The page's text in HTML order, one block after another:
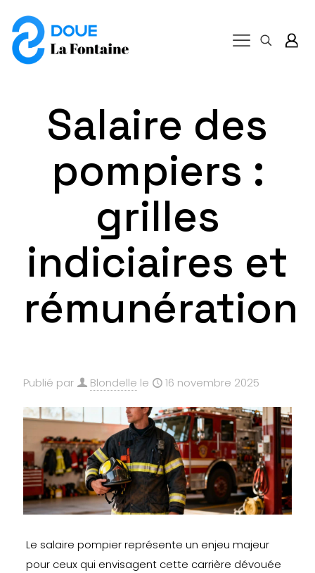
Salaire des
pompiers :
grilles
indiciaires et
rémunération
Publié par Blondelle le 16 novembre 2025
Le salaire pompier représente un enjeu majeur
pour ceux qui envisagent cette carrière dévouée